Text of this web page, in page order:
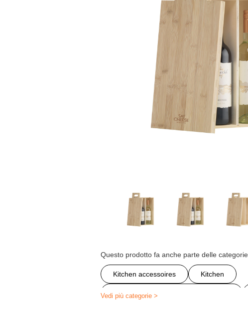
Questo prodotto fa anche parte delle
Kitchen accessoires Kitchen
Articoli Regalo da Vino Personalizzati
Vedi più categorie >